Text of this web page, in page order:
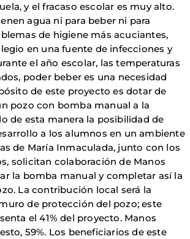
y el fracaso escolar es muy alto.
agua ni para beber ni para
de higiene más acuciantes,
en una fuente de infecciones y
el año escolar, las temperaturas
poder beber es una necesidad
de este proyecto es dotar de
pozo con bomba manual a la
de esta manera la posibilidad de
a los alumnos en un ambiente
de María Inmaculada, junto con los
solicitan colaboración de Manos
la bomba manual y completar así la
La contribución local será la
de protección del pozo; este
el 41% del proyecto. Manos
59%. Los beneficiarios de este